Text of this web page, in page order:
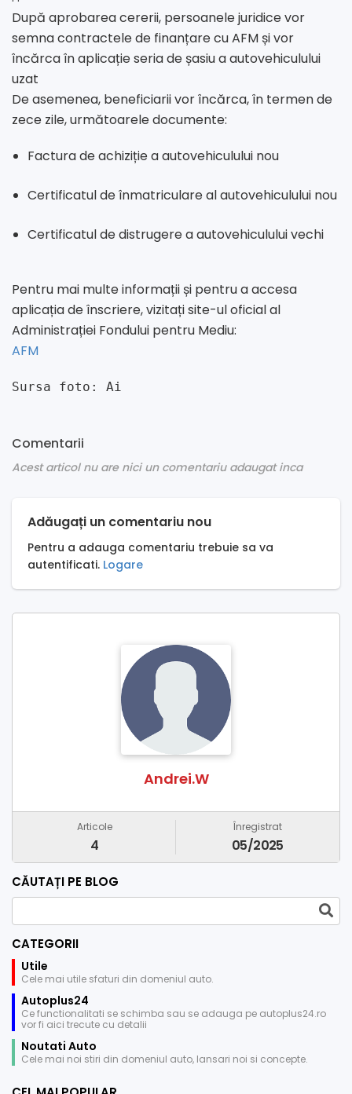
După aprobarea cererii, persoanele juridice vor
semna contractele de finanțare cu AFM și vor
încărca în aplicație seria de șasiu a autovehiculului
uzat
De asemenea, beneficiarii vor încărca, în termen de
zece zile, următoarele documente:
Factura de achiziție a autovehiculului nou
Certificatul de înmatriculare al autovehiculului nou
Certificatul de distrugere a autovehiculului vechi
Pentru mai multe informații și pentru a accesa
aplicația de înscriere, vizitați site-ul oficial al
Administrației Fondului pentru Mediu:
AFM
Sursa foto: Ai
Comentarii
Acest articol nu are nici un comentariu adaugat inca
Adăugați un comentariu nou
Pentru a adauga comentariu trebuie sa va
autentificati. Logare
Andrei.W
Articole
4
Înregistrat
05/2025
CĂUTAȚI PE BLOG
CATEGORII
Utile
Cele mai utile sfaturi din domeniul auto.
Autoplus24
Ce functionalitati se schimba sau se adauga pe autoplus24.ro
vor fi aici trecute cu detalii
Noutati Auto
Cele mai noi stiri din domeniul auto, lansari noi si concepte.